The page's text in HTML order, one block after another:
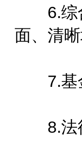
6.综合
面、清
7.基金
8.法律